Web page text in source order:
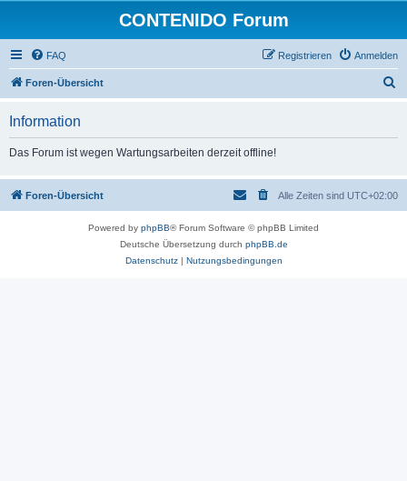
CONTENIDO Forum
FAQ Anmelden
Registrieren
Foren-Übersicht
Information
Das Forum ist wegen Wartungsarbeiten derzeit offline!
Foren-Übersicht Alle Zeiten sind UTC+02:00
Powered by phpBB® Forum Software © phpBB Limited
Deutsche Übersetzung durch phpBB.de
Datenschutz| Nutzungsbedingungen